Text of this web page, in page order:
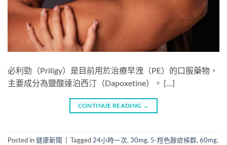
必利勁（Priligy）是目前用於治療早洩（PE）的口服藥物，
主要成分為鹽酸達泊西汀（Dapoxetine）。 […]
CONTINUE READING →
Posted in健康新聞 Tagged24小時一次,30mg, 5-羥色胺症候群,60mg,